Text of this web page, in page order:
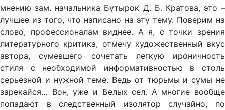
мнению зам. начальника Бутырок Д. Б. Кратова, это –
лучшее из того, что написано на эту тему. Поверим на
слово, профессионалам виднее. А я, с точки зрения
литературного критика, отмечу художественный вкус
автора, сумевшего сочетать легкую ироничность
стиля с необходимой информативностью в столь
серьезной и нужной теме. Ведь от тюрьмы и сумы не
зарекайся… Вон, уже и Белых сел. А многие вообще
попадают в следственный изолятор случайно, по